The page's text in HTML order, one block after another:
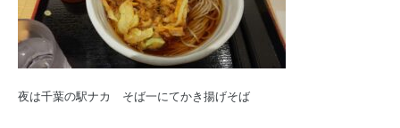
夜は千葉の駅ナカ そば一にてかき揚げそば